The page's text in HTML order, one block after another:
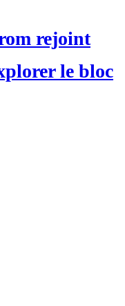
rejoint
le bloc